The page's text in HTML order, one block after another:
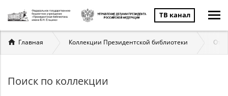
ТВ канал
Вы
здесь
Главная Коллекции Президентской библиотеки
Поиск по коллекции